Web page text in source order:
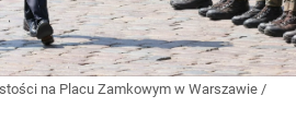
na Placu Zamkowym w Warszawie /